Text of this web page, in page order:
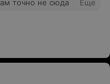
точно не сюда
Еще